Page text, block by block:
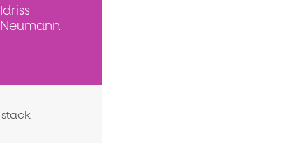
Idriss
Neumann